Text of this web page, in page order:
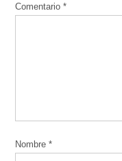
Comentario*
Nombre*